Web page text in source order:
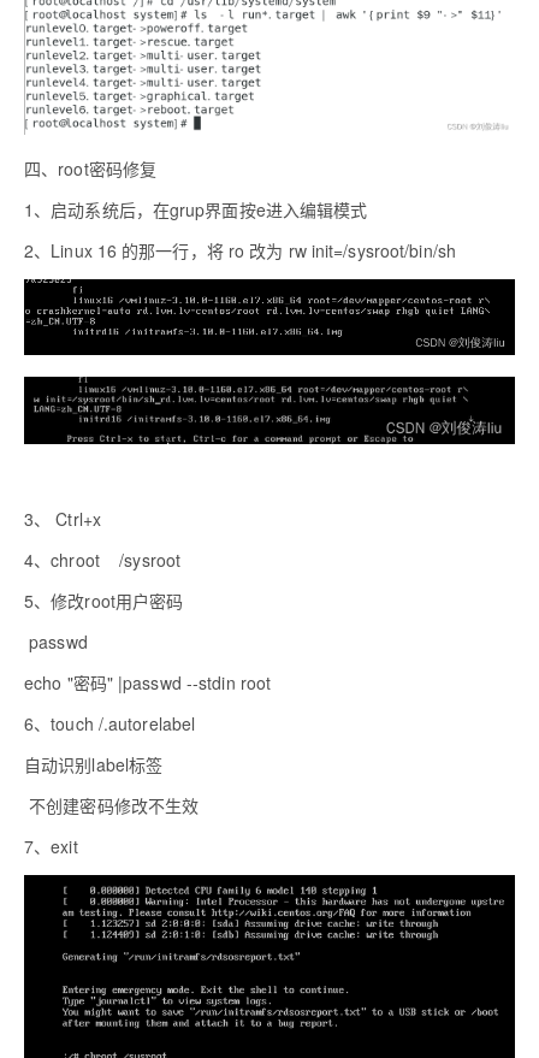
四、 root密码修复
1 、启动系统后，在grup界面按e进入编辑模式
2、 Linux 16 的那一行，将ro 改为 rw init=/sysroot/bin/sh
3、
Ctrl+x
4、chroot /sysroot
5、修改root用户密码
passwd
echo "密码" |passwd --stdin root
6、touch /.autorelabel
自动识别label标签
不创建密码修改不生效
7、exit